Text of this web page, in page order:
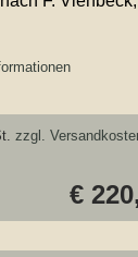
zzgl.
€